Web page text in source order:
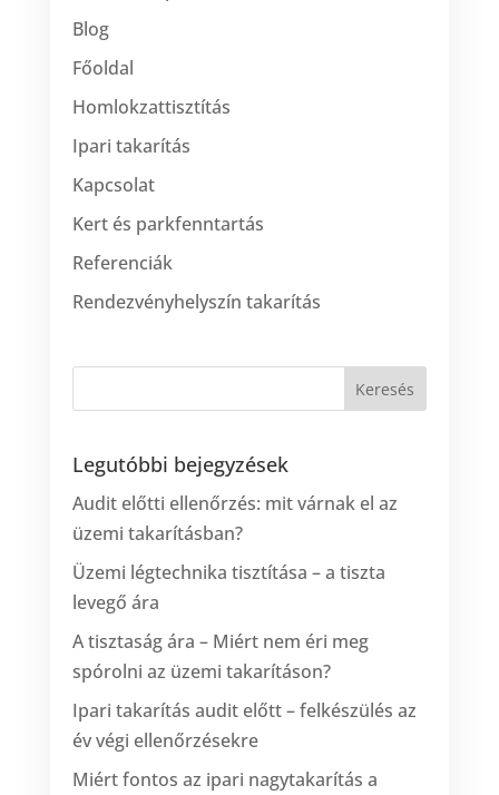
Blog
Főoldal
Homlokzattisztítás
Ipari takarítás
Kapcsolat
Kert és parkfenntartás
Referenciák
Rendezvényhelyszín takarítás
Legutóbbi bejegyzések
Audit előtti ellenőrzés: mit várnak el az
üzemi takarításban?
Üzemi légtechnika tisztítása – a tiszta
levegő ára
A tisztaság ára – Miért nem éri meg
spórolni az üzemi takarításon?
Ipari takarítás audit előtt – felkészülés az
év végi ellenőrzésekre
Miért fontos az ipari nagytakarítás a